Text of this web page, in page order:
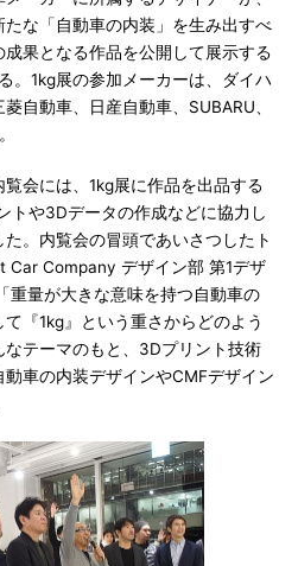
な「自動車の内装」を生み出すべ
果となる作品を公開して展示する
。1kg展の参加メーカーは、ダイハ
自動車、日産自動車、SUBARU、
会には、1kg展に作品を出品する
トや3Dデータの作成などに協力し
。内覧会の冒頭であいさつしたト
Car Company デザイン部 第1デザ
重量が大きな意味を持つ自動車の
『1kg』という重さからどのよう
テーマのもと、3Dプリント技術
車の内装デザインやCMFデザイン